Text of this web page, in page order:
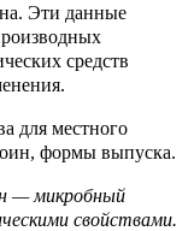
Эти данные
средств
для местного
формы выпуска.
— микробный
свойствами.